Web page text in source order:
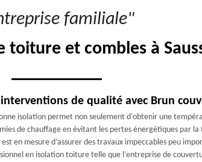
familiale"
et combles à
interventions de qualité avec Brun
isolation permet non seulement d'obtenir une
de chauffage en évitant les pertes énergétiques par
en mesure d’assurer des travaux impeccables peu
en isolation toiture telle que l’entreprise de